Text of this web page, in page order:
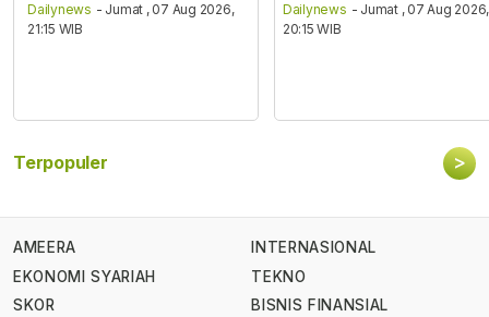
Dailynews - Jumat , 07 Aug 2026,
21:15 WIB
Dailynews - Jumat , 07 Aug 2026,
20:15 WIB
Terpopuler >
AMEERA
EKONOMI SYARIAH
SKOR
INTERNASIONAL
TEKNO
BISNIS FINANSIAL